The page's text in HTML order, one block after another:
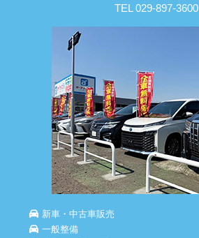
TEL 029-897-3600
新車・中古車販売
一般整備